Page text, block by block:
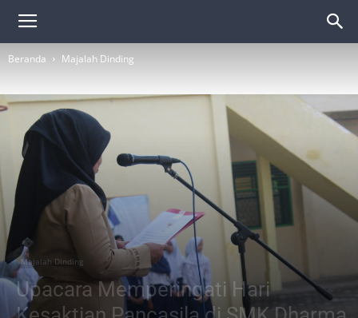
Beranda Majalah Dinding
Majalah Dinding
Upacara Memperingati Hari